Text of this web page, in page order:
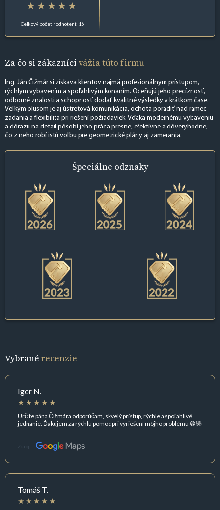
Celkový počet hodnotení: 16
Za čo si zákazníci vážia túto firmu
Ing. Ján Čižmár si získava klientov najmä profesionálnym prístupom,
rýchlym vybavením a spoľahlivým konaním. Oceňujú jeho precíznosť,
odborné znalosti a schopnosť dodať kvalitné výsledky v krátkom čase.
Veľkým plusom je aj ústretová komunikácia, ochota poradiť nad rámec
zadania a flexibilita pri riešení požiadaviek. Vďaka modernému vybaveniu
a dôrazu na detail pôsobí jeho práca presne, efektívne a dôveryhodne,
čo z neho robí istú voľbu pre geometrické plány aj zamerania.
Špeciálne odznaky
Vybrané recenzie
Igor N.
Určite pána Čižmára odporúčam, skvelý prístup, rýchle a spoľahlivé
jednanie. Ďakujem za rýchlu pomoc pri vyriešení môjho problému 😀🤣
Zdroj:
Tomáš T.